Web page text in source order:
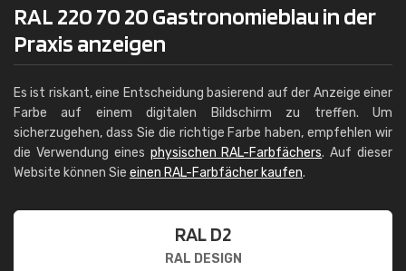
RAL 220 70 20 Gastronomieblau in der
Praxis anzeigen
Es ist riskant, eine Entscheidung basierend auf der Anzeige einer
Farbe auf einem digitalen Bildschirm zu treffen. Um
sicherzugehen, dass Sie die richtige Farbe haben, empfehlen wir
die Verwendung eines physischen RAL-Farbfächers. Auf dieser
Website können Sie einen RAL-Farbfächer kaufen.
RAL D2
RAL DESIGN